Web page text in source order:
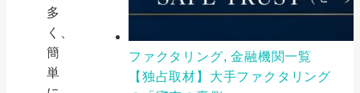
多
く、
簡
単
ファクタリング, 金融機関一覧
【独占取材】大手ファクタリング